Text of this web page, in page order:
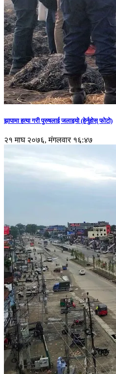
झापामा हत्या गरी पुरुषलाई जलाइयो (हेर्नुहाेस् फाेटाे)
२१ माघ २०७६, मंगलवार १६:४७